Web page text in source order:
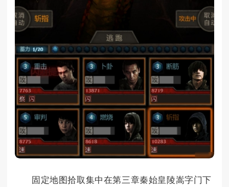
固定地图拾取集中在第三章秦始皇陵嵩字门下